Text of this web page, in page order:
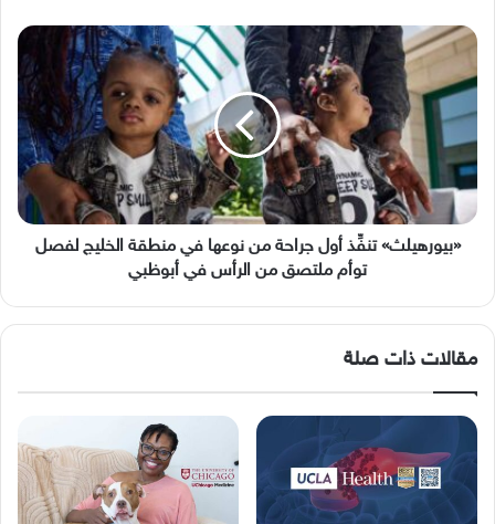
«بيورهيلث»
تنفِّذ
أول
نوعها
في
منطقة
الخليج
لفصل
في
«بيورهيلث» تنفِّذ أول جراحة من نوعها في منطقة الخليج لفصل
توأم ملتصق من الرأس في أبوظبي
مقالات ذات صلة